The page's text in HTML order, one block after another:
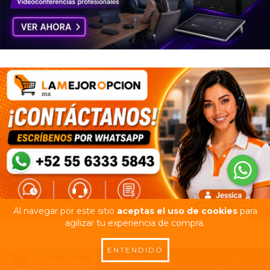
Al navegar por este sitio aceptas el uso de cookiespara
agilizar tu experiencia de compra.
ENTENDIDO